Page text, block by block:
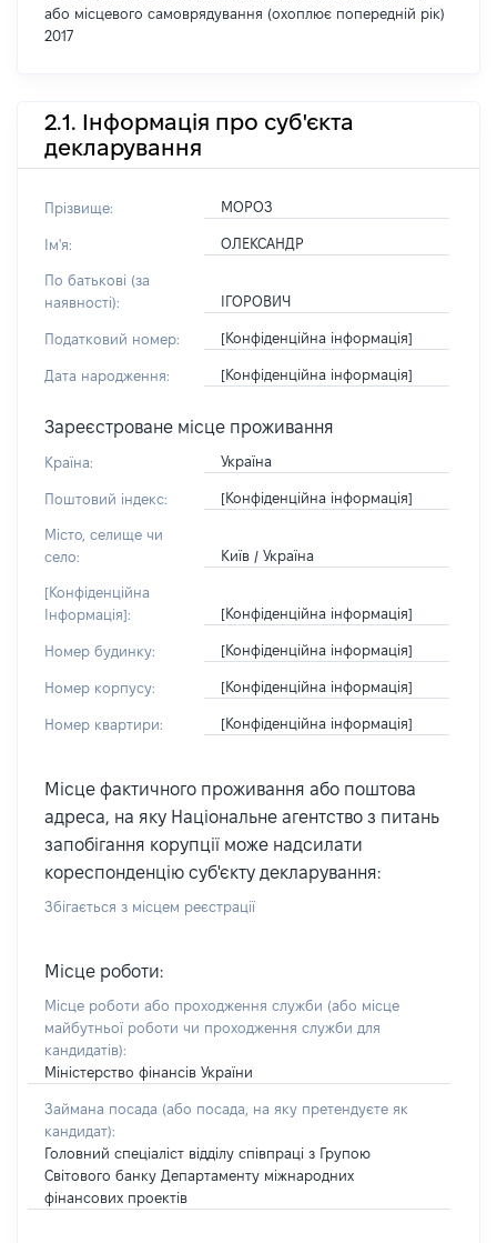
або місцевого самоврядування (охоплює попередній рік)
2017
2.1. Інформація про суб'єкта
декларування
Прізвище: МОРОЗ
Ім'я: ОЛЕКСАНДР
По батькові (за
наявності):
ІГОРОВИЧ
Податковий номер: [Конфіденційна інформація]
Дата народження: [Конфіденційна інформація]
Зареєстроване місце проживання
Країна: Україна
Поштовий індекс: [Конфіденційна інформація]
Місто, селище чи
село:
Київ / Україна
[Конфіденційна
Інформація]:
[Конфіденційна інформація]
Номер будинку: [Конфіденційна інформація]
Номер корпусу: [Конфіденційна інформація]
Номер квартири: [Конфіденційна інформація]
Місце фактичного проживання або поштова
адреса, на яку Національне агентство з питань
запобігання корупції може надсилати
кореспонденцію суб'єкту декларування:
Збігається з місцем реєстрації
Місце роботи:
Місце роботи або проходження служби (або місце
майбутньої роботи чи проходження служби для
кандидатів):
Міністерство фінансів України
Займана посада (або посада, на яку претендуєте як
кандидат):
Головний спеціаліст відділу співпраці з Групою
Світового банку Департаменту міжнародних
фінансових проектів